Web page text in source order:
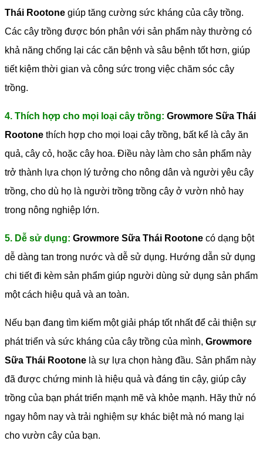
Thái Rootone giúp tăng cường sức kháng của cây trồng.
Các cây trồng được bón phân với sản phẩm này thường có
khả năng chống lại các căn bệnh và sâu bệnh tốt hơn, giúp
tiết kiệm thời gian và công sức trong việc chăm sóc cây
trồng.
4. Thích hợp cho mọi loại cây trồng: Growmore Sữa Thái
Rootone thích hợp cho mọi loại cây trồng, bất kể là cây ăn
quả, cây cỏ, hoặc cây hoa. Điều này làm cho sản phẩm này
trở thành lựa chọn lý tưởng cho nông dân và người yêu cây
trồng, cho dù họ là người trồng trồng cây ở vườn nhỏ hay
trong nông nghiệp lớn.
5. Dễ sử dụng: Growmore Sữa Thái Rootone có dạng bột
dễ dàng tan trong nước và dễ sử dụng. Hướng dẫn sử dụng
chi tiết đi kèm sản phẩm giúp người dùng sử dụng sản phẩm
một cách hiệu quả và an toàn.
Nếu bạn đang tìm kiếm một giải pháp tốt nhất để cải thiện sự
phát triển và sức kháng của cây trồng của mình, Growmore
Sữa Thái Rootone là sự lựa chọn hàng đầu. Sản phẩm này
đã được chứng minh là hiệu quả và đáng tin cậy, giúp cây
trồng của bạn phát triển mạnh mẽ và khỏe mạnh. Hãy thử nó
ngay hôm nay và trải nghiệm sự khác biệt mà nó mang lại
cho vườn cây của bạn.